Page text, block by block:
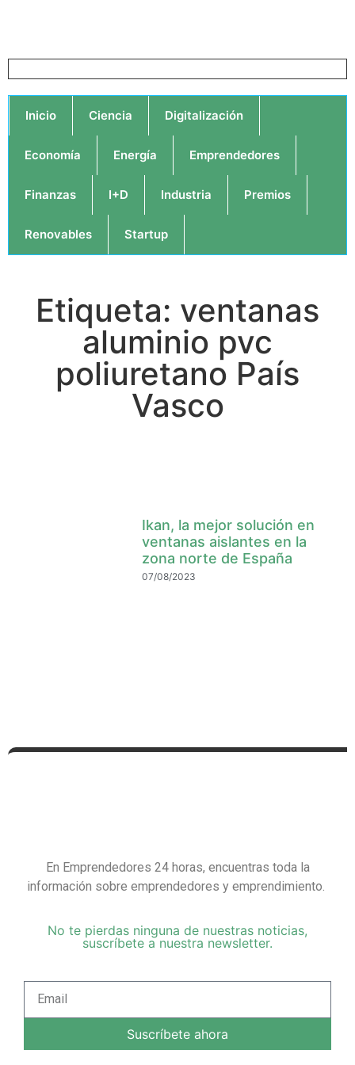
Inicio Ciencia Digitalización
Economía Energía Emprendedores
Finanzas I+D Industria Premios
Renovables Startup
Etiqueta: ventanas
aluminio pvc
poliuretano País
Vasco
Ikan, la mejor solución en
ventanas aislantes en la
zona norte de España
07/08/2023
En Emprendedores 24 horas, encuentras toda la
información sobre emprendedores y emprendimiento.
No te pierdas ninguna de nuestras noticias,
suscríbete a nuestra newsletter.
Suscríbete ahora